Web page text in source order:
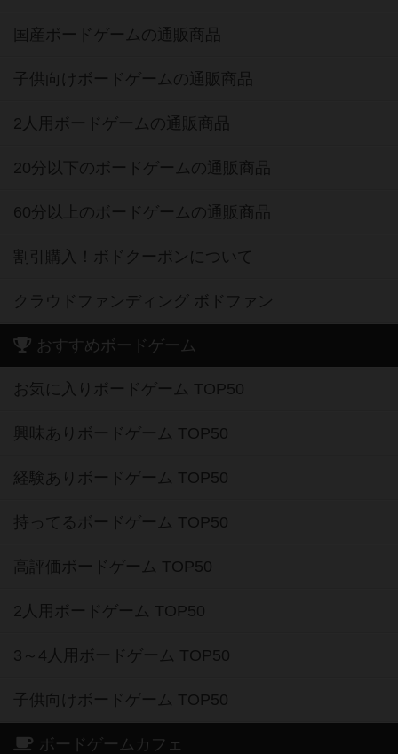
国産ボードゲームの通販商品
子供向けボードゲームの通販商品
2人用ボードゲームの通販商品
20分以下のボードゲームの通販商品
60分以上のボードゲームの通販商品
割引購入！ボドクーポンについて
クラウドファンディング ボドファン
おすすめボードゲーム
お気に入りボードゲーム TOP50
興味ありボードゲーム TOP50
経験ありボードゲーム TOP50
持ってるボードゲーム TOP50
高評価ボードゲーム TOP50
2人用ボードゲーム TOP50
3～4人用ボードゲーム TOP50
子供向けボードゲーム TOP50
ボードゲームカフェ